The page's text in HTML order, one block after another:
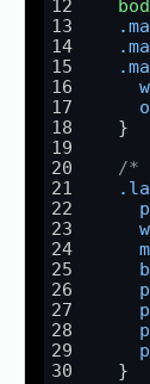
  }
/*
  }